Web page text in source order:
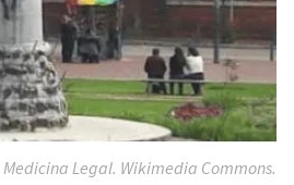
Medicina Legal. Wikimedia Commons.